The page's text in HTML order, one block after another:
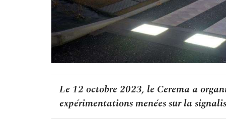
Le 12 octobre 2023, le Cerema a
expérimentations menées sur la